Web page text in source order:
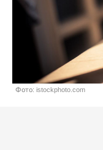
Фото: istockphoto.com